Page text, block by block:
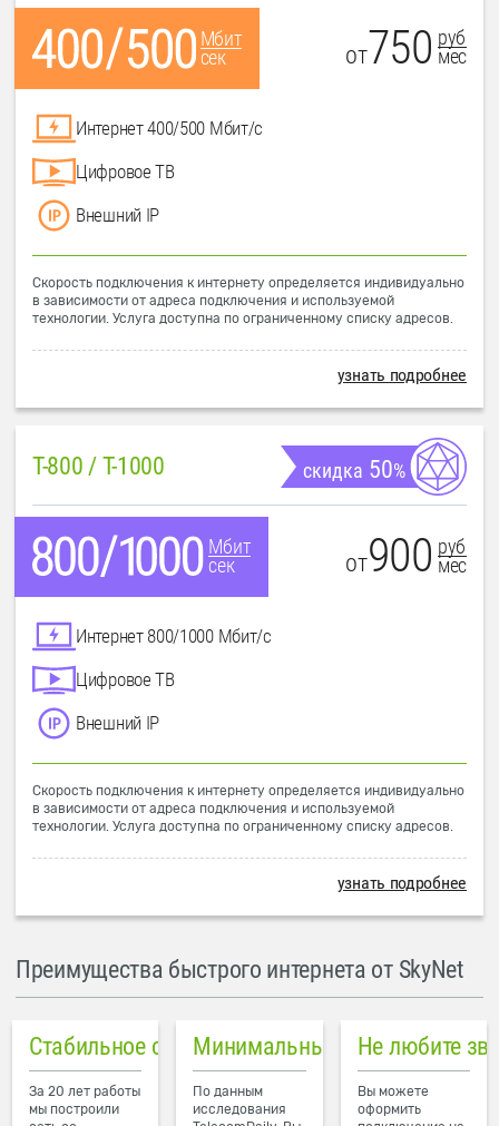
Мбит
сек
от750 руб
мес
Интернет 400/500 Мбит/с
Цифровое ТВ
Внешний IP
Скорость подключения к интернету определяется индивидуально
в зависимости от адреса подключения и используемой
технологии. Услуга доступна по ограниченному списку адресов.
узнать подробнее
T-800 / T-1000 скидка 50%
Мбит
сек
от900 руб
мес
Интернет 800/1000 Мбит/с
Цифровое ТВ
Внешний IP
Скорость подключения к интернету определяется индивидуально
в зависимости от адреса подключения и используемой
технологии. Услуга доступна по ограниченному списку адресов.
узнать подробнее
Преимущества быстрого интернета от SkyNet
Стабильное соединение
За 20 лет работы
мы построили
Минимальный пинг в городе
По данным
исследования
Не любите
Вы можете
оформить